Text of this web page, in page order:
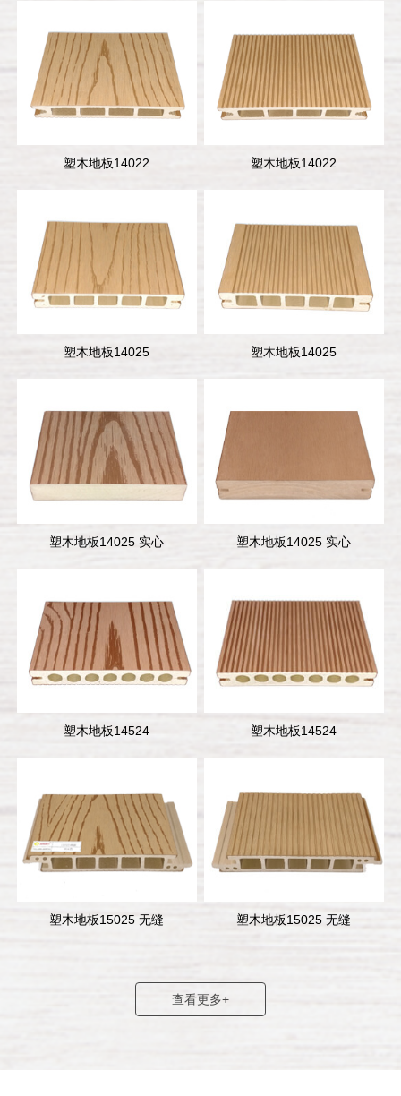
塑木地板14022 塑木地板14022
塑木地板14025 塑木地板14025
塑木地板14025 实心 塑木地板14025 实心
塑木地板14524 塑木地板14524
塑木地板15025 无缝 塑木地板15025 无缝
查看更多+